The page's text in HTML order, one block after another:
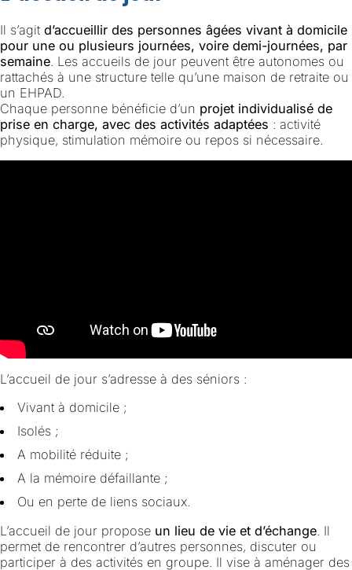
Il s’agit d’accueillir des personnes âgées vivant à domicile
pour une ou plusieurs journées, voire demi-journées, par
semaine . Les accueils de jour peuvent être autonomes ou
rattachés à une structure telle qu’une maison de retraite ou
un EHPAD.
Chaque personne bénéficie d’un projet individualisé de
prise en charge, avec des activités adaptées : activité
physique, stimulation mémoire ou repos si nécessaire.
L’accueil de jour s’adresse à des séniors :
Vivant à domicile ;
Isolés ;
A mobilité réduite ;
A la mémoire défaillante ;
Ou en perte de liens sociaux.
L’accueil de jour propose un lieu de vie et d’échange . Il
permet de rencontrer d’autres personnes, discuter ou
participer à des activités en groupe. Il vise à aménager des